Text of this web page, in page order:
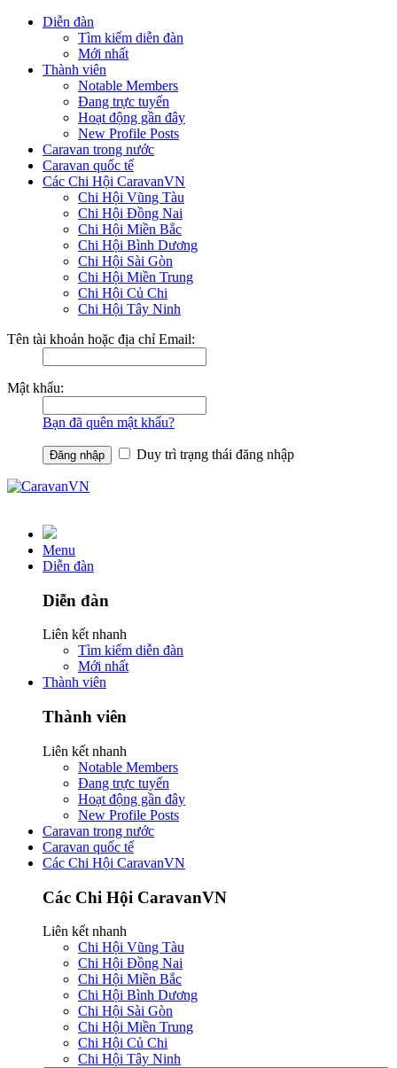
Diễn đàn
Tìm kiếm diễn đàn
Mới nhất
Thành viên
Notable Members
Đang trực tuyến
Hoạt động gần đây
New Profile Posts
Caravan trong nước
Caravan quốc tế
Các Chi Hội CaravanVN
Chi Hội Vũng Tàu
Chi Hội Đồng Nai
Chi Hội Miền Bắc
Chi Hội Bình Dương
Chi Hội Sài Gòn
Chi Hội Miền Trung
Chi Hội Củ Chi
Chi Hội Tây Ninh
Tên tài khoản hoặc địa chỉ Email:
Mật khẩu:
Bạn đã quên mật khẩu?
Duy trì trạng thái đăng nhập
Menu
Diễn đàn
Diễn đàn
Liên kết nhanh
Tìm kiếm diễn đàn
Mới nhất
Thành viên
Thành viên
Liên kết nhanh
Notable Members
Đang trực tuyến
Hoạt động gần đây
New Profile Posts
Caravan trong nước
Caravan quốc tế
Các Chi Hội CaravanVN
Các Chi Hội CaravanVN
Liên kết nhanh
Chi Hội Vũng Tàu
Chi Hội Đồng Nai
Chi Hội Miền Bắc
Chi Hội Bình Dương
Chi Hội Sài Gòn
Chi Hội Miền Trung
Chi Hội Củ Chi
Chi Hội Tây Ninh